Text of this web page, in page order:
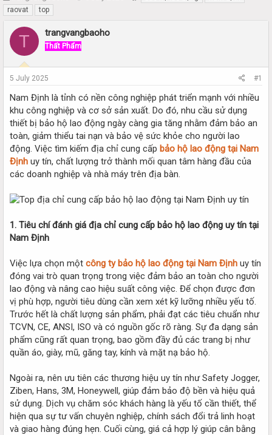
h
r
e
d
a
r
e
r
r
raovat
top
T trangvangbaoho
Thất Phẩm
5 July 2025 #1
Nam Định là tỉnh có nền công nghiệp phát triển mạnh với nhiều
khu công nghiệp và cơ sở sản xuất. Do đó, nhu cầu sử dụng
thiết bị bảo hộ lao động ngày càng gia tăng nhằm đảm bảo an
toàn, giảm thiểu tai nạn và bảo vệ sức khỏe cho người lao
động. Việc tìm kiếm địa chỉ cung cấp bảo hộ lao động tại Nam
Định uy tín, chất lượng trở thành mối quan tâm hàng đầu của
các doanh nghiệp và nhà máy trên địa bàn.
1. Tiêu chí đánh giá địa chỉ cung cấp bảo hộ lao động uy tín tại
Nam Định
Việc lựa chọn một công ty bảo hộ lao động tại Nam Định uy tín
đóng vai trò quan trọng trong việc đảm bảo an toàn cho người
lao động và nâng cao hiệu suất công việc. Để chọn được đơn
vị phù hợp, người tiêu dùng cần xem xét kỹ lưỡng nhiều yếu tố.
Trước hết là chất lượng sản phẩm, phải đạt các tiêu chuẩn như
TCVN, CE, ANSI, ISO và có nguồn gốc rõ ràng. Sự đa dạng sản
phẩm cũng rất quan trọng, bao gồm đầy đủ các trang bị như
quần áo, giày, mũ, găng tay, kính và mặt nạ bảo hộ.
Ngoài ra, nên ưu tiên các thương hiệu uy tín như Safety Jogger,
Ziben, Hans, 3M, Honeywell, giúp đảm bảo độ bền và hiệu quả
sử dụng. Dịch vụ chăm sóc khách hàng là yếu tố cần thiết, thể
hiện qua sự tư vấn chuyên nghiệp, chính sách đổi trả linh hoạt
và giao hàng đúng hẹn. Cuối cùng, giá cả hợp lý giúp cân bằng